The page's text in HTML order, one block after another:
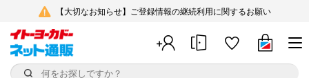
【大切なお知らせ】ご登録情報の継続利用に関するお願い